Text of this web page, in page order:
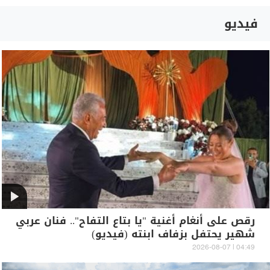
فيديو
رقص على أنغام أغنية "يا بتاع التفاح".. فنان عربي
شهير يحتفل بزفاف ابنته (فيديو)
04:49 | 2026-08-07